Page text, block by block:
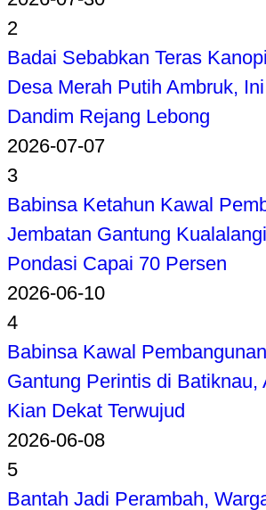
2
Badai Sebabkan Teras
Desa Merah Putih Ambruk,
Dandim Rejang Lebong
2026-07-07
3
Babinsa Ketahun Kawal
Jembatan Gantung
Pondasi Capai 70 Persen
2026-06-10
4
Babinsa Kawal
Gantung Perintis di Batiknau,
Kian Dekat Terwujud
2026-06-08
5
Bantah Jadi Perambah,